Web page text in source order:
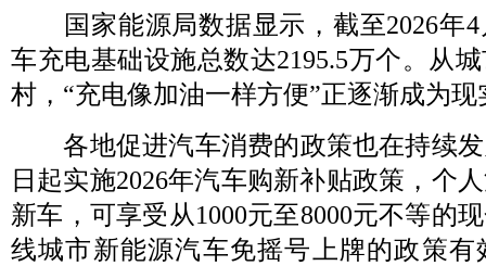
国家能源局数据显示，截至2026年4
车充电基础设施总数达2195.5万个。从
村，“充电像加油一样方便”正逐渐成为现
各地促进汽车消费的政策也在持续发
日起实施2026年汽车购新补贴政策，个
新车，可享受从1000元至8000元不等的
线城市新能源汽车免摇号上牌的政策有